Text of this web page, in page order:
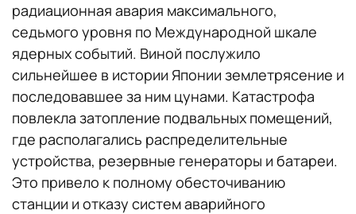
радиационная авария максимального,
седьмого уровня по Международной шкале
ядерных событий. Виной послужило
сильнейшее в истории Японии землетрясение и
последовавшее за ним цунами. Катастрофа
повлекла затопление подвальных помещений,
где располагались распределительные
устройства, резервные генераторы и батареи.
Это привело к полному обесточиванию
станции и отказу систем аварийного